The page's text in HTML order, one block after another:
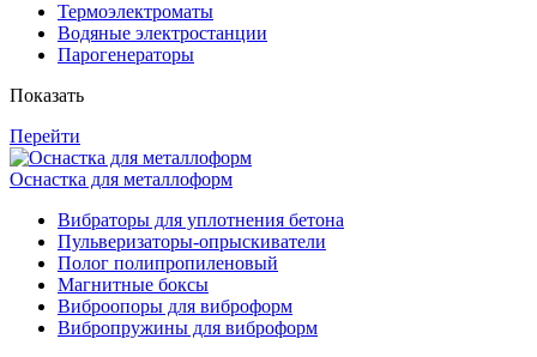
Термоэлектроматы
Водяные электростанции
Парогенераторы
Показать
Перейти
Оснастка для металлоформ
Вибраторы для уплотнения бетона
Пульверизаторы-опрыскиватели
Полог полипропиленовый
Магнитные боксы
Виброопоры для виброформ
Вибропружины для виброформ